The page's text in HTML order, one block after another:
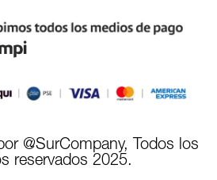
@SurCompany, Todos los
reservados 2025.